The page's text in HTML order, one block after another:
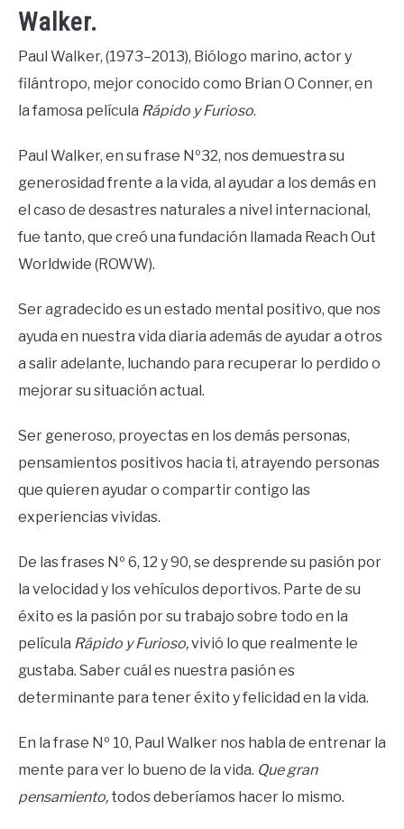
Walker.
Paul Walker, (1973–2013), Biólogo marino, actor y
filántropo, mejor conocido como Brian O Conner, en
la famosa película Rápido y Furioso.
Paul Walker, en su frase Nº32, nos demuestra su
generosidad frente a la vida, al ayudar a los demás en
el caso de desastres naturales a nivel internacional,
fue tanto, que creó una fundación llamada Reach Out
Worldwide (ROWW).
Ser agradecido es un estado mental positivo, que nos
ayuda en nuestra vida diaria además de ayudar a otros
a salir adelante, luchando para recuperar lo perdido o
mejorar su situación actual.
Ser generoso, proyectas en los demás personas,
pensamientos positivos hacia ti, atrayendo personas
que quieren ayudar o compartir contigo las
experiencias vividas.
De las frases Nº 6, 12 y 90, se desprende su pasión por
la velocidad y los vehículos deportivos. Parte de su
éxito es la pasión por su trabajo sobre todo en la
película Rápido y Furioso,vivió lo que realmente le
gustaba. Saber cuál es nuestra pasión es
determinante para tener éxito y felicidad en la vida.
En la frase Nº 10, Paul Walker nos habla de entrenar la
mente para ver lo bueno de la vida. Que gran
pensamiento, todos deberíamos hacer lo mismo.